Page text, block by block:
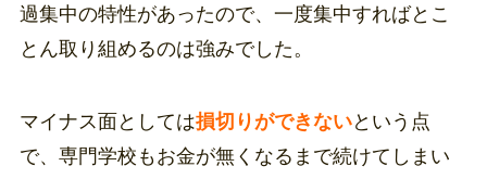
過集中の特性があったので、一度集中すればとこ
とん取り組めるのは強みでした。
マイナス面としては損切りができないという点
で、専門学校もお金が無くなるまで続けてしまい